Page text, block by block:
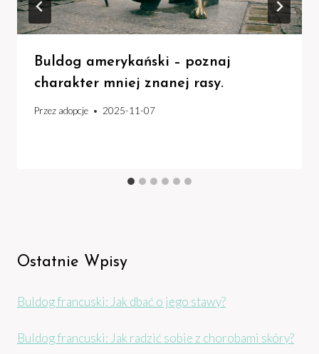
Buldog amerykański – poznaj
charakter mniej znanej rasy.
Przez adopcje 2025-11-07
Ostatnie Wpisy
Buldog francuski: Jak dbać o jego stawy?
Buldog francuski: Jak radzić sobie z chorobami skóry?